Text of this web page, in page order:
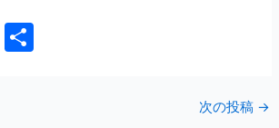
E
次の投稿 →